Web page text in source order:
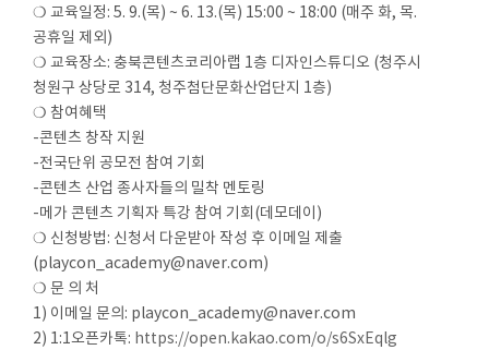
❍ 교육일정: 5. 9.(목) ~ 6. 13.(목) 15:00 ~ 18:00 (매주 화, 목.
공휴일 제외)
❍ 교육장소: 충북콘텐츠코리아랩 1층 디자인스튜디오 (청주시
청원구 상당로 314, 청주첨단문화산업단지 1층)
❍ 참여혜택
-콘텐츠 창작 지원
-전국단위 공모전 참여 기회
-콘텐츠 산업 종사자들의 밀착 멘토링
-메가 콘텐츠 기획자 특강 참여 기회(데모데이)
❍ 신청방법: 신청서 다운받아 작성 후 이메일 제출
(playcon_academy@naver.com)
❍ 문 의 처
1) 이메일 문의: playcon_academy@naver.com
2) 1:1오픈카톡: https://open.kakao.com/o/s6SxEqlg